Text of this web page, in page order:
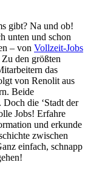
gibt? Na und ob!
unten und schon
– von Vollzeit-Jobs
den größten
das
von Renolit aus
Beide
die ‘Stadt der
Jobs! Erfahre
und erkunde
zwischen
einfach, schnapp